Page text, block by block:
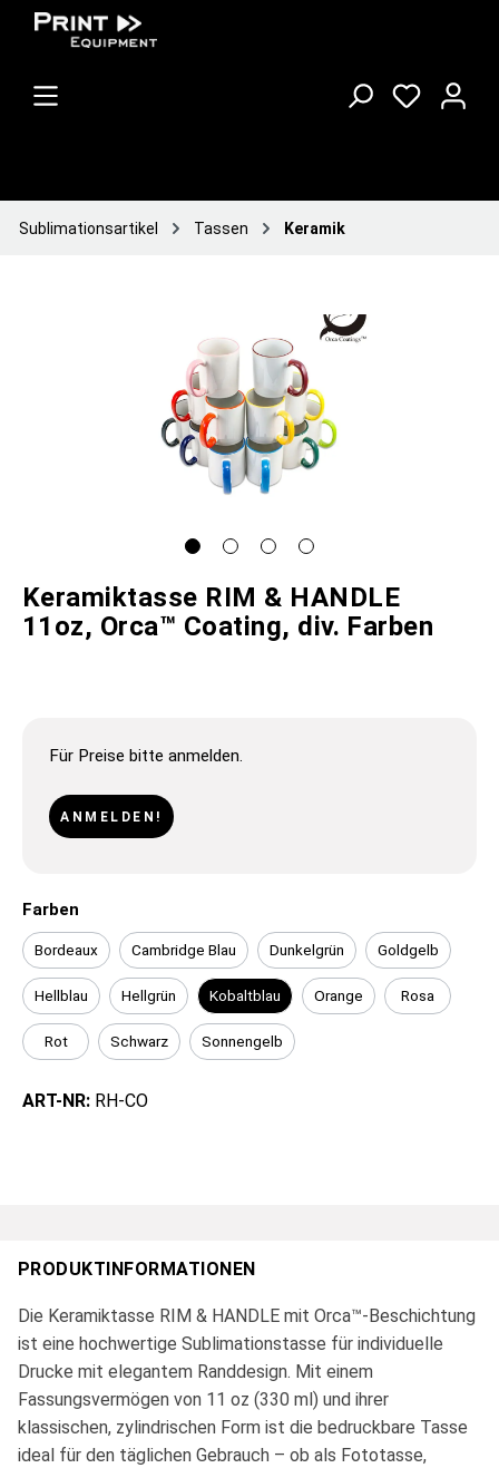
Sublimationsartikel Tassen Keramik
Keramiktasse RIM & HANDLE
11oz, Orca™ Coating, div. Farben
Für Preise bitte anmelden.
ANMELDEN!
Farben
Bordeaux Cambridge Blau Dunkelgrün Goldgelb
Hellblau Hellgrün Kobaltblau Orange Rosa
Rot Schwarz Sonnengelb
ART-NR: RH-CO
PRODUKTINFORMATIONEN
Die Keramiktasse RIM & HANDLE mit Orca™-Beschichtung
ist eine hochwertige Sublimationstasse für individuelle
Drucke mit elegantem Randdesign. Mit einem
Fassungsvermögen von 11 oz (330 ml) und ihrer
klassischen, zylindrischen Form ist die bedruckbare Tasse
ideal für den täglichen Gebrauch – ob als Fototasse,